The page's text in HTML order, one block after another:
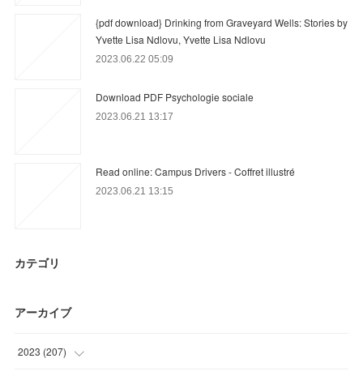
{pdf download} Drinking from Graveyard Wells: Stories by
Yvette Lisa Ndlovu, Yvette Lisa Ndlovu
2023.06.22 05:09
Download PDF Psychologie sociale
2023.06.21 13:17
Read online: Campus Drivers - Coffret illustré
2023.06.21 13:15
カテゴリ
アーカイブ
2023 (207)